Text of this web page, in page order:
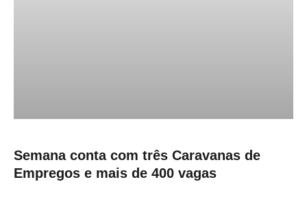
Semana conta com três Caravanas de
Empregos e mais de 400 vagas